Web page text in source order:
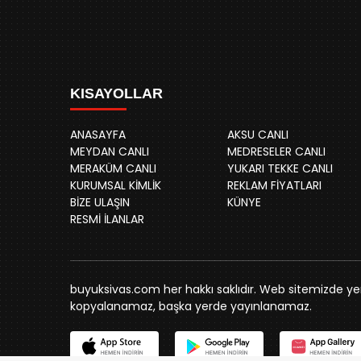
KISAYOLLAR
ANASAYFA
AKSU CANLI
MEYDAN CANLI
MEDRESELER CANLI
MERAKÜM CANLI
YUKARI TEKKE CANLI
KURUMSAL KİMLİK
REKLAM FİYATLARI
BİZE ULAŞIN
KÜNYE
RESMİ İLANLAR
buyuksivas.com her hakkı saklıdır. Web sitemizde
kopyalanamaz, başka yerde yayınlanamaz.